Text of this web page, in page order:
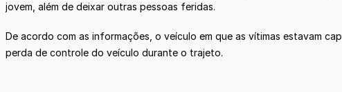
jovem, além de deixar outras pessoas feridas.
De acordo com as informações, o veículo em que as vítimas estavam
perda de controle do veículo durante o trajeto.